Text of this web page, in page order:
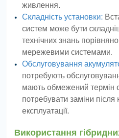
живлення.
Складність установки:
систем може бути
технічних знань
мережевими системами.
Обслуговування
потребують
мають обмежений термін
потребувати заміни після
експлуатації.
Використання